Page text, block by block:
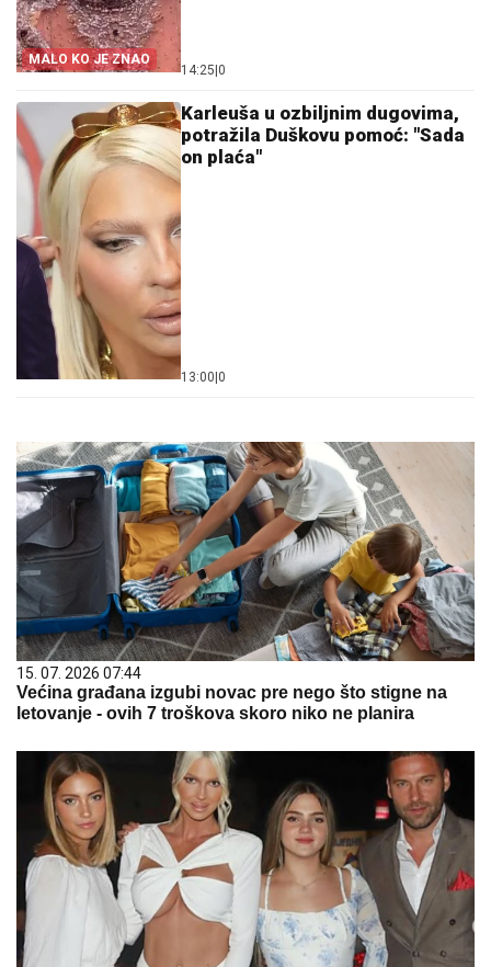
MALO KO JE ZNAO
14:25|0
Karleuša u ozbiljnim dugovima,
potražila Duškovu pomoć: "Sada
on plaća"
13:00|0
15. 07. 2026 07:44
Većina građana izgubi novac pre nego što stigne na
letovanje - ovih 7 troškova skoro niko ne planira